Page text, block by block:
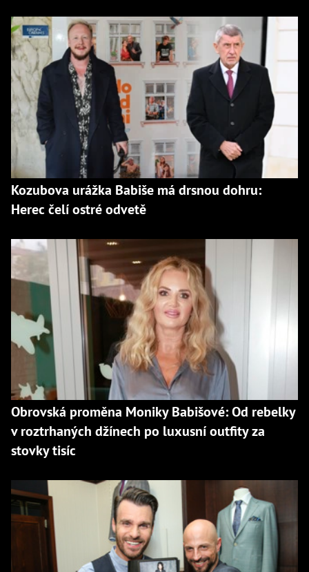
Kozubova urážka Babiše má drsnou dohru:
Herec čelí ostré odvetě
Obrovská proměna Moniky Babišové: Od rebelky
v roztrhaných džínech po luxusní outfity za
stovky tisíc